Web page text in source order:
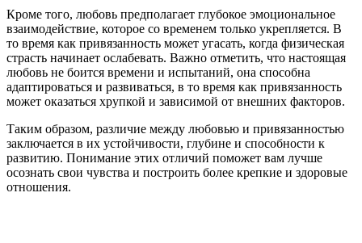
Кроме того, любовь предполагает глубокое эмоциональное
взаимодействие, которое со временем только укрепляется. В
то время как привязанность может угасать, когда физическая
страсть начинает ослабевать. Важно отметить, что настоящая
любовь не боится времени и испытаний, она способна
адаптироваться и развиваться, в то время как привязанность
может оказаться хрупкой и зависимой от внешних факторов.
Таким образом, различие между любовью и привязанностью
заключается в их устойчивости, глубине и способности к
развитию. Понимание этих отличий поможет вам лучше
осознать свои чувства и построить более крепкие и здоровые
отношения.